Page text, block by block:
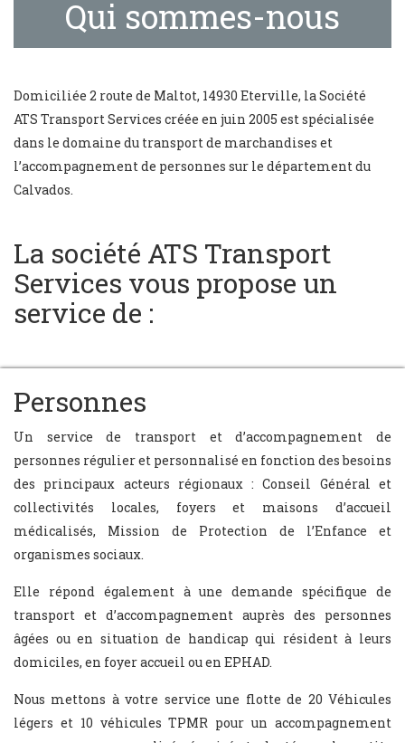
Qui sommes-nous
Domiciliée 2 route de Maltot, 14930 Eterville, la Société
ATS Transport Services créée en juin 2005 est spécialisée
dans le domaine du transport de marchandises et
l’accompagnement de personnes sur le département du
Calvados.
La société ATS Transport
Services vous propose un
service de :
Personnes
Un service de transport et d’accompagnement de
personnes régulier et personnalisé en fonction des besoins
des principaux acteurs régionaux : Conseil Général et
collectivités locales, foyers et maisons d’accueil
médicalisés, Mission de Protection de l’Enfance et
organismes sociaux.
Elle répond également à une demande spécifique de
transport et d’accompagnement auprès des personnes
âgées ou en situation de handicap qui résident à leurs
domiciles, en foyer accueil ou en EPHAD.
Nous mettons à votre service une flotte de 20 Véhicules
légers et 10 véhicules TPMR pour un accompagnement